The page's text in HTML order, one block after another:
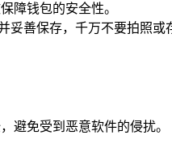
障钱包的安全性。
妥善保存，千万不要拍照或
避免受到恶意软件的侵扰。